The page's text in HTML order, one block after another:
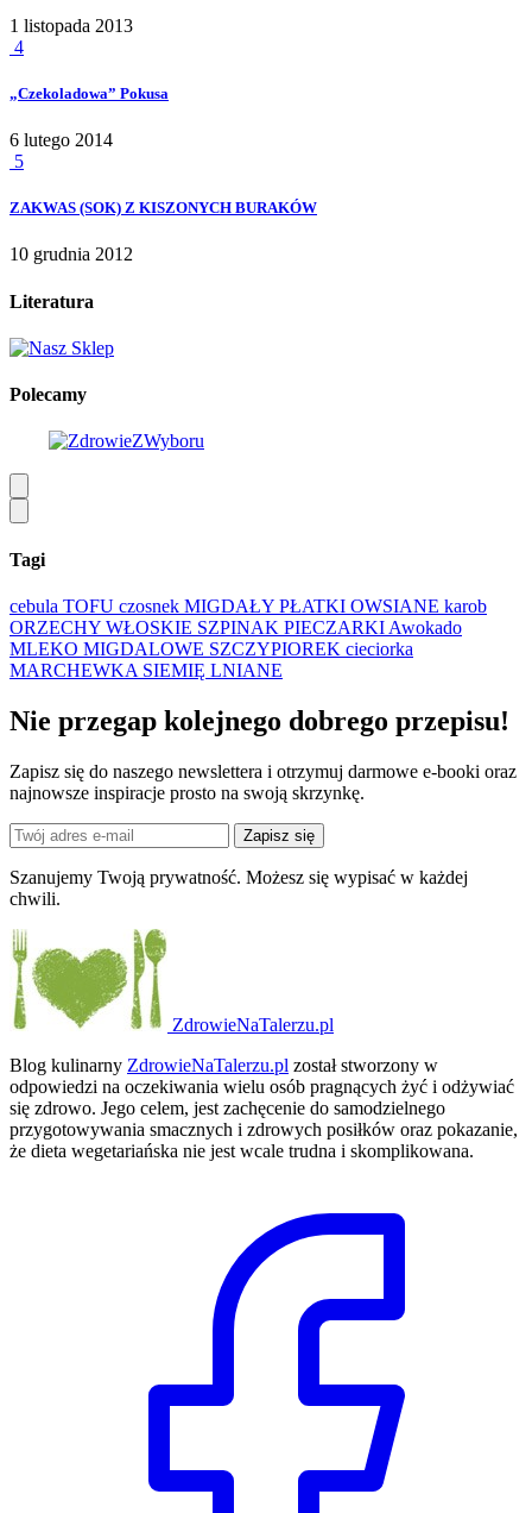
1 listopada 2013
4
„Czekoladowa” Pokusa
6 lutego 2014
5
ZAKWAS (SOK) Z KISZONYCH BURAKÓW
10 grudnia 2012
Literatura
Polecamy
Tagi
cebula TOFU czosnek MIGDAŁY PŁATKI OWSIANE karob
ORZECHY WŁOSKIE SZPINAK PIECZARKI Awokado
MLEKO MIGDALOWE SZCZYPIOREK cieciorka
MARCHEWKA SIEMIĘ LNIANE
Nie przegap kolejnego dobrego przepisu!
Zapisz się do naszego newslettera i otrzymuj darmowe e-booki oraz
najnowsze inspiracje prosto na swoją skrzynkę.
Zapisz się
Szanujemy Twoją prywatność. Możesz się wypisać w każdej
chwili.
ZdrowieNaTalerzu.pl
Blog kulinarny ZdrowieNaTalerzu.pl został stworzony w
odpowiedzi na oczekiwania wielu osób pragnących żyć i odżywiać
się zdrowo. Jego celem, jest zachęcenie do samodzielnego
przygotowywania smacznych i zdrowych posiłków oraz pokazanie,
że dieta wegetariańska nie jest wcale trudna i skomplikowana.